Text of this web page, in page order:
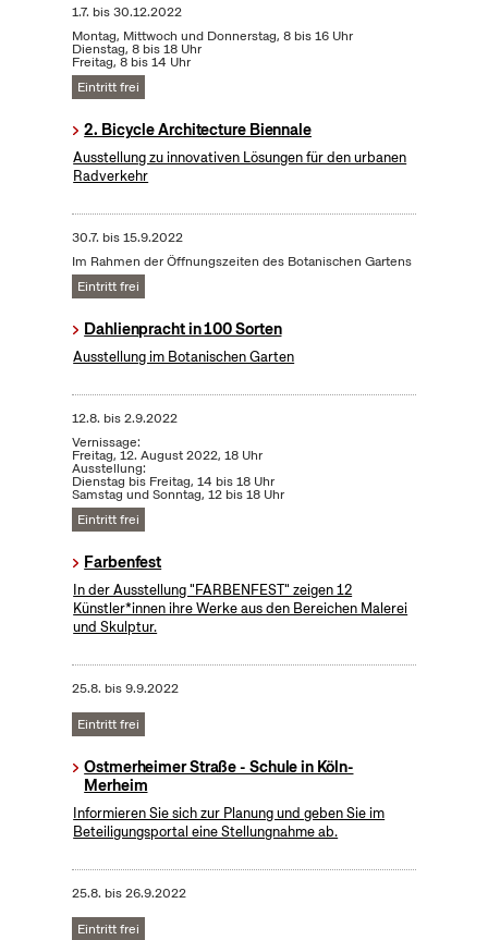
1.7. bis30.12.2022
Montag, Mittwoch und Donnerstag, 8 bis 16 Uhr
Dienstag, 8 bis 18 Uhr
Freitag, 8 bis 14 Uhr
Eintritt frei
2. Bicycle Architecture Biennale
Ausstellung zu innovativen Lösungen für den urbanen
Radverkehr
30.7. bis15.9.2022
Im Rahmen der Öffnungszeiten des Botanischen Gartens
Eintritt frei
Dahlienpracht in 100 Sorten
Ausstellung im Botanischen Garten
12.8. bis2.9.2022
Vernissage:
Freitag, 12. August 2022, 18 Uhr
Ausstellung:
Dienstag bis Freitag, 14 bis 18 Uhr
Samstag und Sonntag, 12 bis 18 Uhr
Eintritt frei
Farbenfest
In der Ausstellung "FARBENFEST" zeigen 12
Künstler*innen ihre Werke aus den Bereichen Malerei
und Skulptur.
25.8. bis9.9.2022
Eintritt frei
Ostmerheimer Straße - Schule in Köln-
Merheim
Informieren Sie sich zur Planung und geben Sie im
Beteiligungsportal eine Stellungnahme ab.
25.8. bis26.9.2022
Eintritt frei